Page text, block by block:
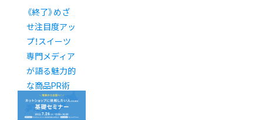
《終了》めざ
せ注目度アッ
プ！スイーツ
専門メディア
が語る魅力的
な商品PR術